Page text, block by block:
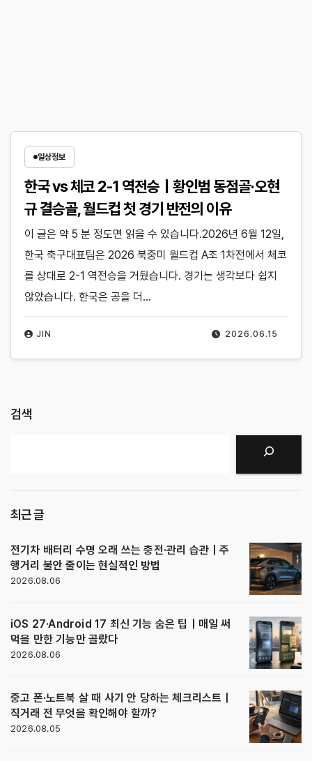
일상정보
한국 vs 체코 2-1 역전승｜황인범 동점골·오현
규 결승골, 월드컵 첫 경기 반전의 이유
2026.06.15
JIN
이 글은 약 5 분 정도면 읽을 수 있습니다.2026년 6월 12일,
한국 축구대표팀은 2026 북중미 월드컵 A조 1차전에서 체코
를 상대로 2-1 역전승을 거뒀습니다. 경기는 생각보다 쉽지
않았습니다. 한국은 공을 더…
검색
최근 글
전기차 배터리 수명 오래 쓰는 충전·관리 습관｜주
행거리 불안 줄이는 현실적인 방법
2026.08.06
iOS 27·Android 17 최신 기능 숨은 팁｜매일 써
먹을 만한 기능만 골랐다
2026.08.06
중고 폰·노트북 살 때 사기 안 당하는 체크리스트｜
직거래 전 무엇을 확인해야 할까?
2026.08.05